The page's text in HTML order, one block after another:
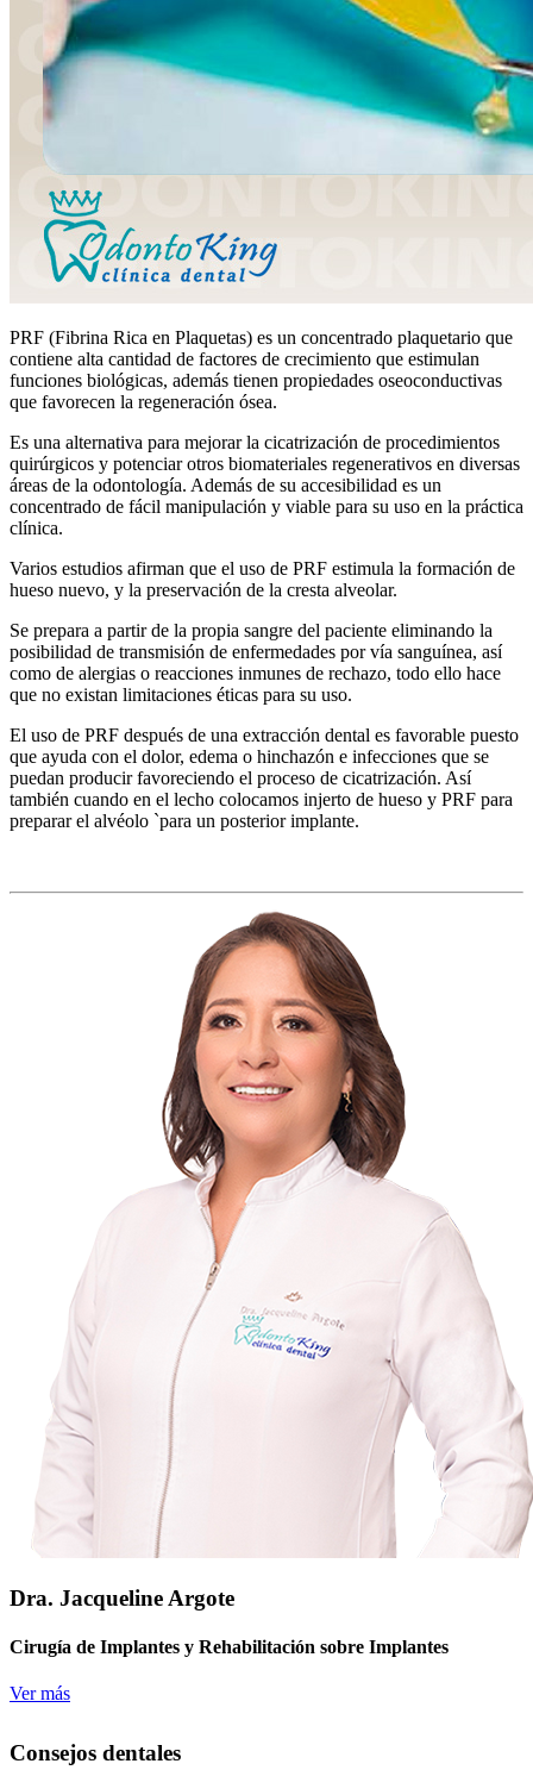
PRF (Fibrina Rica en Plaquetas) es un concentrado plaquetario que
contiene alta cantidad de factores de crecimiento que estimulan
funciones biológicas, además tienen propiedades oseoconductivas
que favorecen la regeneración ósea.
Es una alternativa para mejorar la cicatrización de procedimientos
quirúrgicos y potenciar otros biomateriales regenerativos en diversas
áreas de la odontología. Además de su accesibilidad es un
concentrado de fácil manipulación y viable para su uso en la práctica
clínica.
Varios estudios afirman que el uso de PRF estimula la formación de
hueso nuevo, y la preservación de la cresta alveolar.
Se prepara a partir de la propia sangre del paciente eliminando la
posibilidad de transmisión de enfermedades por vía sanguínea, así
como de alergias o reacciones inmunes de rechazo, todo ello hace
que no existan limitaciones éticas para su uso.
El uso de PRF después de una extracción dental es favorable puesto
que ayuda con el dolor, edema o hinchazón e infecciones que se
puedan producir favoreciendo el proceso de cicatrización. Así
también cuando en el lecho colocamos injerto de hueso y PRF para
preparar el alvéolo `para un posterior implante.
Dra. Jacqueline Argote
Cirugía de Implantes y Rehabilitación sobre Implantes
Ver más
Consejos dentales